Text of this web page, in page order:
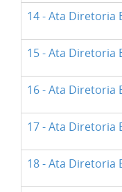
14 - Ata Diretoria
15 - Ata Diretoria
16 - Ata Diretoria
17 - Ata Diretoria
18 - Ata Diretoria